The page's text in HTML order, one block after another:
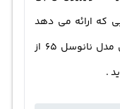
بالایی که ارائه می دهد
مناسب است . با خرید تلویزیون ال جی مدل نانوسل 65 از
.